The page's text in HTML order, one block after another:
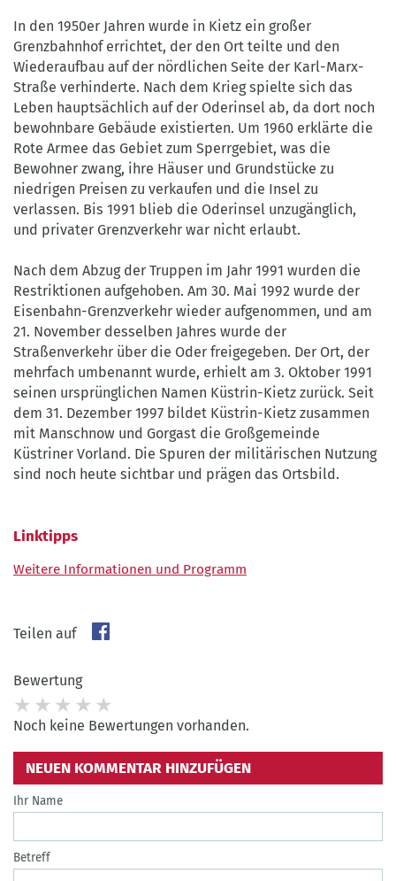
In den 1950er Jahren wurde in Kietz ein großer
Grenzbahnhof errichtet, der den Ort teilte und den
Wiederaufbau auf der nördlichen Seite der Karl-Marx-
Straße verhinderte. Nach dem Krieg spielte sich das
Leben hauptsächlich auf der Oderinsel ab, da dort noch
bewohnbare Gebäude existierten. Um 1960 erklärte die
Rote Armee das Gebiet zum Sperrgebiet, was die
Bewohner zwang, ihre Häuser und Grundstücke zu
niedrigen Preisen zu verkaufen und die Insel zu
verlassen. Bis 1991 blieb die Oderinsel unzugänglich,
und privater Grenzverkehr war nicht erlaubt.
Nach dem Abzug der Truppen im Jahr 1991 wurden die
Restriktionen aufgehoben. Am 30. Mai 1992 wurde der
Eisenbahn-Grenzverkehr wieder aufgenommen, und am
21. November desselben Jahres wurde der
Straßenverkehr über die Oder freigegeben. Der Ort, der
mehrfach umbenannt wurde, erhielt am 3. Oktober 1991
seinen ursprünglichen Namen Küstrin-Kietz zurück. Seit
dem 31. Dezember 1997 bildet Küstrin-Kietz zusammen
mit Manschnow und Gorgast die Großgemeinde
Küstriner Vorland. Die Spuren der militärischen Nutzung
sind noch heute sichtbar und prägen das Ortsbild.
Linktipps
Weitere Informationen und Programm
Teilen auf
Bewertung
Noch keine Bewertungen vorhanden.
NEUEN KOMMENTAR HINZUFÜGEN
Ihr Name
Betreff